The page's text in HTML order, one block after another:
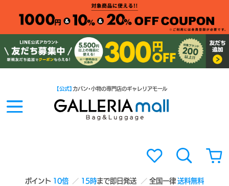
ポイント 10倍 15時まで即日発送 全国一律送料無料
【公式】 カバン・小物の専門店のギャレリアモール